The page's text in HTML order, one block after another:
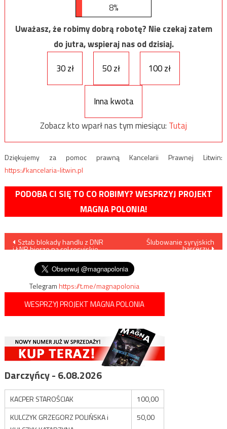
8%
Uważasz, że robimy dobrą robotę? Nie czekaj zatem
do jutra, wspieraj nas od dzisiaj.
30 zł
50 zł 100 zł
Inna kwota
Zobacz kto wparł nas tym miesiącu: Tutaj
Dziękujemy za pomoc prawną Kancelarii Prawnej Litwin:
https://kancelaria-litwin.pl
PODOBA CI SIĘ TO CO ROBIMY? WESPRZYJ PROJEKT
MAGNA POLONIA!
Nawigacja
wpisu
Sztab blokady handlu z DNR
i ŁNR bierze na cel rosyjskie
Ślubowanie syryjskich
harcerzy
Telegramhttps://t.me/magnapolonia
WESPRZYJ PROJEKT MAGNA POLONIA
Darczyńcy - 6.08.2026
KACPER STAROŚCIAK
100,00
KULCZYK GRZEGORZ POLIŃSKA i
50,00